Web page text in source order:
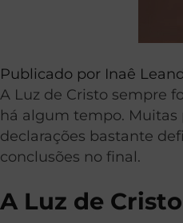
Publicado por Inaê
A Luz de Cristo sempre
há algum tempo. Muitas
declarações bastante
conclusões no final.
A Luz de